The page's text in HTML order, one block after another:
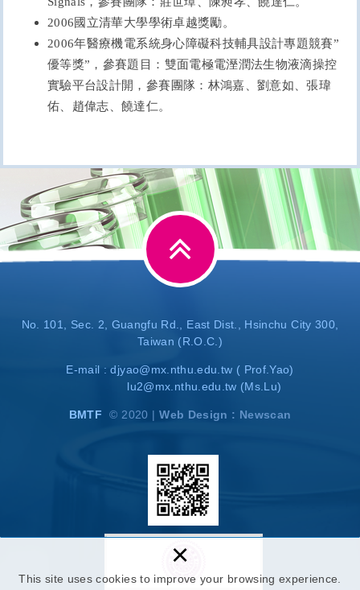
This site uses cookies to improve your browsing experience.
×
2006國立清華大學學術卓越獎勵。
2006年醫療機電系統身心障礙科技輔具設計專題競賽”
優等獎”，參賽題目：雙面電極電溼潤法生物液滴操控
實驗平台設計開，參賽團隊：林鴻嘉、劉意如、張瑋
佑、趙偉志、饒達仁。
No. 101, Sec. 2, Guangfu Rd., East Dist., Hsinchu City 300,
Taiwan (R.O.C.)
E-mail :djyao@mx.nthu.edu.tw ( Prof.Yao)
lu2@mx.nthu.edu.tw (Ms.Lu)
BMTF © 2020 | Web Design : Newscan